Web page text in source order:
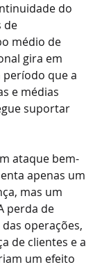
do
de
médio de
gira em
que a
e médias
suportar
ataque bem-
apenas um
mas um
perda de
operações,
de clientes e a
um efeito